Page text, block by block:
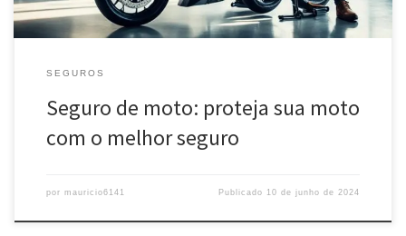
SEGUROS
Seguro de moto: proteja sua moto
com o melhor seguro
por mauricio6141 Publicado 10 de junho de 2024